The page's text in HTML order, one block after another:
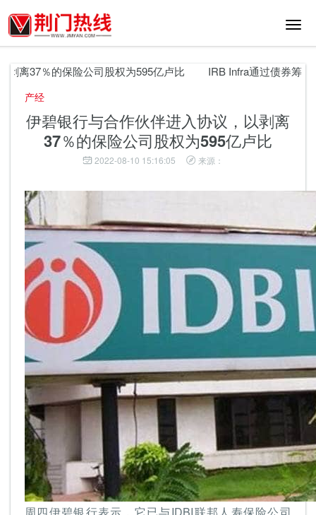
切
航
37％的保险公司股权为595亿卢比 IRB Infra通过债券筹集了
产经
伊碧银行与合作伙伴进入协议，以剥离
37％的保险公司股权为595亿卢比
2022-08-10 15:16:05 来源：